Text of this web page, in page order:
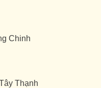
Chinh
Thạnh